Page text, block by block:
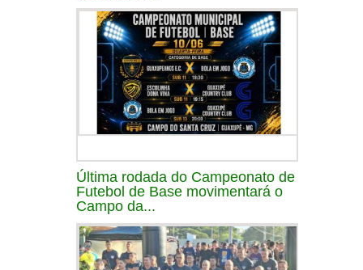
Última rodada do Campeonato de
Futebol de Base movimentará o
Campo da...